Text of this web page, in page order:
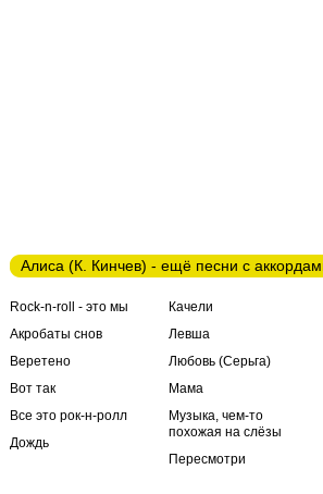
Алиса (К. Кинчев) - ещё песни с
Rock-n-roll - это мы
Акробаты снов
Веретено
Вот так
Все это рок-н-ролл
Дождь
Качели
Левша
Любовь (Серьга)
Мама
Музыка, чем-то
похожая на слёзы
Пересмотри